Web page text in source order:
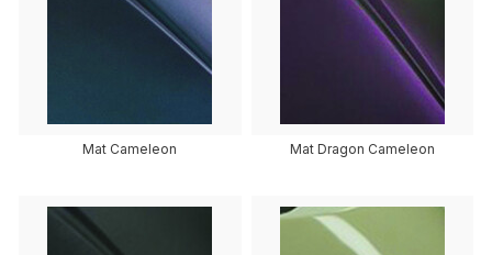
Mat Cameleon Mat Dragon Cameleon